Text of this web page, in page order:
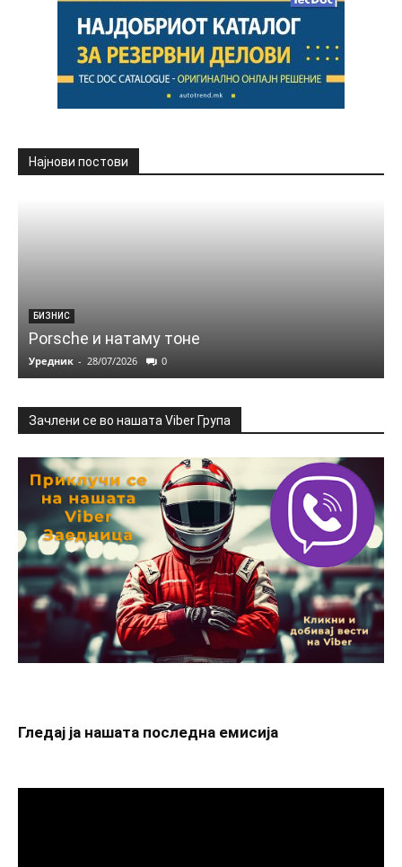
Најнови постови
БИЗНИС
Porsche и натаму тоне
Уредник - 28/07/2026 0
Зачлени се во нашата Viber Група
Гледај ја нашата последна емисија